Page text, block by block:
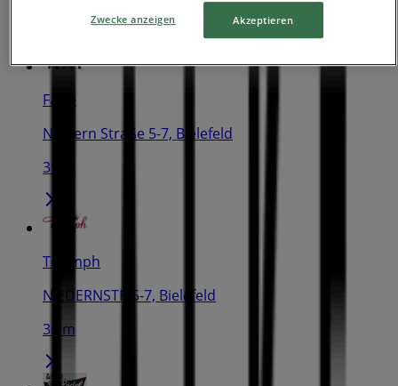
Falke
Niedern Straße 5-7, Bielefeld
35 m
Triumph
NIEDERNSTR.5-7, Bielefeld
35 m
Zwecke anzeigen Akzeptieren